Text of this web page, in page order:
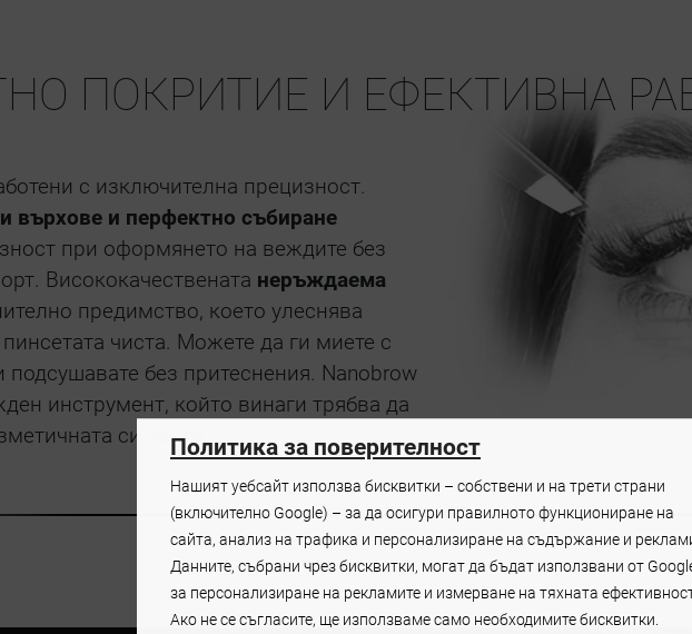
ПОКРИТИЕ И ЕФЕКТИВНА
с изключителна прецизност.
върхове и перфектно събиране
при оформянето на веждите без
Висококачествената неръждаема
предимство, което улеснява
чиста. Можете да ги миете с
подсушавате без притеснения. Nanobrow
инструмент, който винаги трябва да
си чанта.Политика за поверителност
Нашият уебсайт използва бисквитки – собствени и на трети страни
(включително Google) – за да осигури правилното функциониране на
сайта, анализ на трафика и персонализиране на съдържание и
Данните, събрани чрез бисквитки, могат да бъдат използвани от
за персонализиране на рекламите и измерване на тяхната
Ако не се съгласите, ще използваме само необходимите бисквитки.